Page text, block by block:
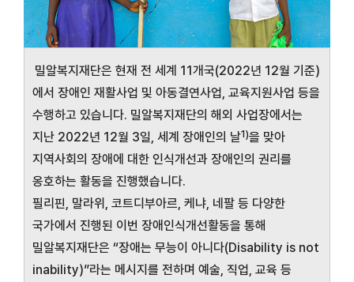
밀알복지재단은 현재 전 세계 11개국(2022년 12월 기준)
에서 장애인 재활사업 및 아동결연사업, 교육지원사업 등을
수행하고 있습니다. 밀알복지재단의 해외 사업장에서는
지난 2022년 12월 3일, 세계 장애인의 날1)을 맞아
지역사회의 장애에 대한 인식개선과 장애인의 권리를
옹호하는 활동을 진행했습니다.
필리핀, 말라위, 코트디부아르, 케냐, 네팔 등 다양한
국가에서 진행된 이번 장애인식개선활동을 통해
밀알복지재단은 “장애는 무능이 아니다(Disability is not
inability)”라는 메시지를 전하며 예술, 직업, 교육 등